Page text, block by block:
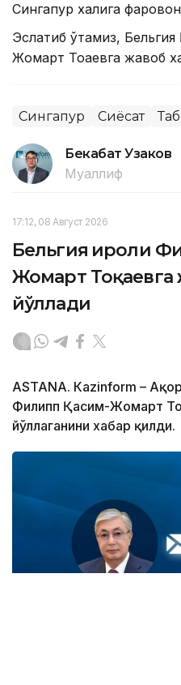
Сингапур халқига
Эслатиб ўтамиз,
Жомарт Тоқаевга жавоб
Сингапур Сиёсат
Бекабат Узаков
Муаллиф
17:12, 08 Август 2026
Бельгия Қироли
Жомарт Тоқаевга
йўллади
ASTANА. Кazinform –
Филипп Қасим-Жомарт
йўллаганини хабар қилди.